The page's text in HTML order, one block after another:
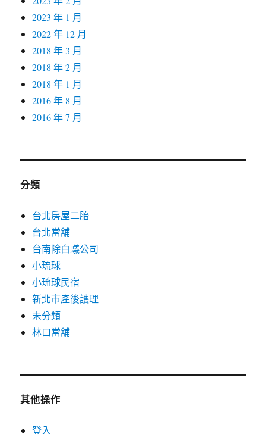
2023 年 1 月
2022 年 12 月
2018 年 3 月
2018 年 2 月
2018 年 1 月
2016 年 8 月
2016 年 7 月
分類
台北房屋二胎
台北當舖
台南除白蟻公司
小琉球
小琉球民宿
新北市產後護理
未分類
林口當舖
其他操作
登入